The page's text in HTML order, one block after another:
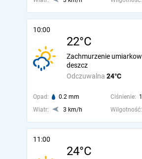
10:00
22°C
Odczuwalna 24°C
Zachmurzenie
deszcz
Opad: 0.2 mm Ciśnienie:
Wiatr:
3 km/h Wilgotność:
11:00
24°C